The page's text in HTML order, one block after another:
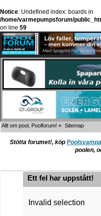
Notice: Undefined index: boards in
/home/varmepumpsforum/
on line 59
Allt om pool, Poolforum! » Sitemap
Stötta forumet!, köp
poolen,
Ett fel har uppstått!
Invalid selection